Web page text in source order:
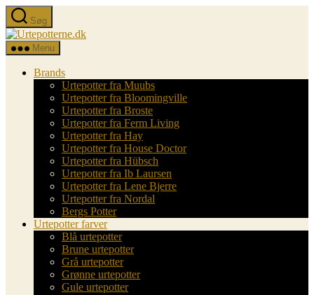
Spring
til
indholdet
Søg
Urtepotterne.dk
Menu
Brands
Urtepotter fra Muubs
Urtepotter fra Bloomingville
Urtepotter fra Broste
Urtepotter fra Ferm Living
Urtepotter fra Hay
Urtepotter fra House Doctor
Urtepotter fra Hübsch
Urtepotter fra Ib Laursen
Urtepotter fra Lene Bjerre
Urtepotter fra Nordal
Bergs Potter
Urtepotter farver
Blå urtepotter
Brune urtepotter
Grå urtepotter
Grønne urtepotter
Gule urtepotter